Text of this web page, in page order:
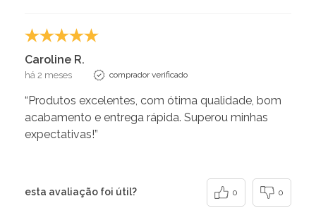
Caroline R.
há 2 meses comprador verificado
“Produtos excelentes, com ótima qualidade, bom
acabamento e entrega rápida. Superou minhas
expectativas!”
esta avaliação foi útil? 0 0